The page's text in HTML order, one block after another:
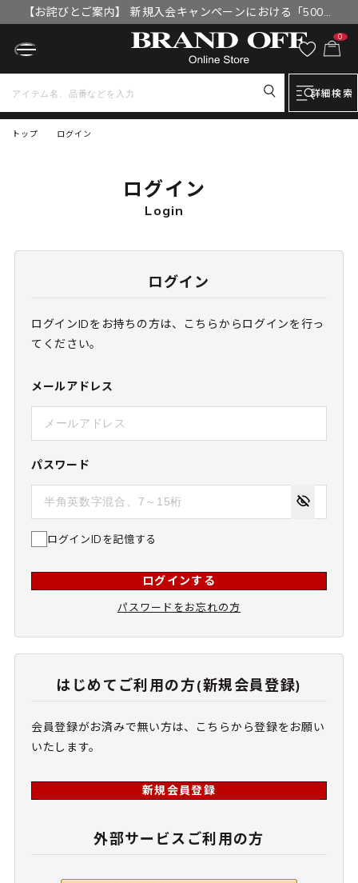
【お詫びとご案内】 新規入会キャンペーンにおける「500円
OFFクーポン」付与漏れと補填について
0
詳細検索
トップ ログイン
ログイン
Login
ログイン
ログインIDをお持ちの方は、こちらからログインを行っ
てください。
メールアドレス
パスワード
ログインIDを記憶する
ログインする
パスワードをお忘れの方
はじめてご利用の方(新規会員登録)
会員登録がお済みで無い方は、こちらから登録をお願い
いたします。
新規会員登録
外部サービスご利用の方